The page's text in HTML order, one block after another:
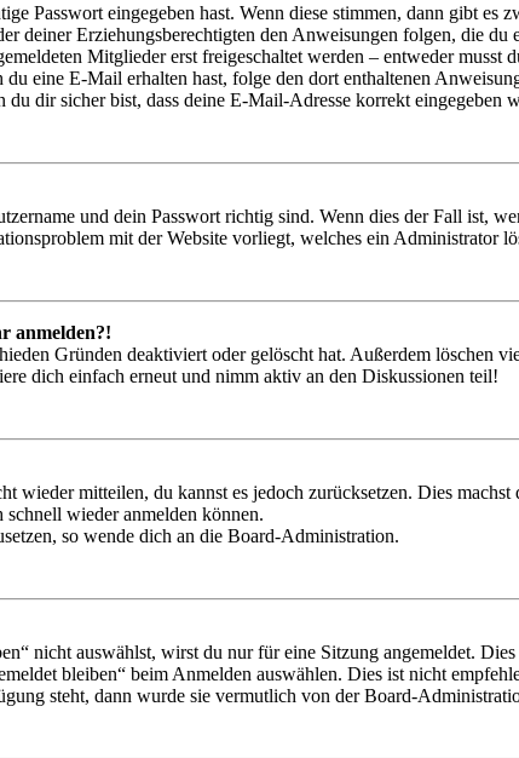
Passwort eingegeben hast. Wenn diese stimmen, dann gibt es
deiner Erziehungsberechtigten den Anweisungen folgen, die
Mitglieder erst freigeschaltet werden – entweder musst
eine E-Mail erhalten hast, folge den dort enthaltenen
dir sicher bist, dass deine E-Mail-Adresse korrekt eingegeben
und dein Passwort richtig sind. Wenn dies der Fall ist,
mit der Website vorliegt, welches ein Administrator
anmelden?!
Gründen deaktiviert oder gelöscht hat. Außerdem löschen
dich einfach erneut und nimm aktiv an den Diskussionen teil!
mitteilen, du kannst es jedoch zurücksetzen. Dies
wieder anmelden können.
so wende dich an die Board-Administration.
nicht auswählst, wirst du nur für eine Sitzung angemeldet.
bleiben“ beim Anmelden auswählen. Dies ist nicht
steht, dann wurde sie vermutlich von der Board-